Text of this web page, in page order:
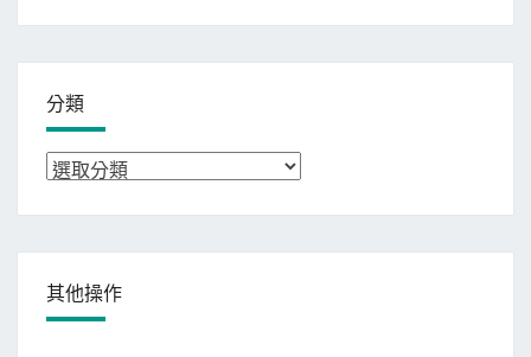
分類
分
其他操作